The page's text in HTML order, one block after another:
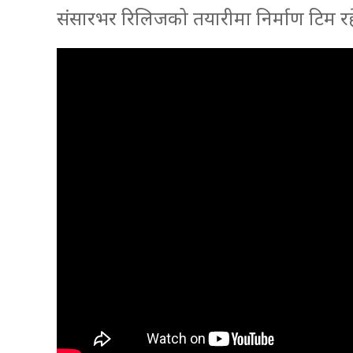
संसारभर रिलिजको तयारीमा निर्माण टिम